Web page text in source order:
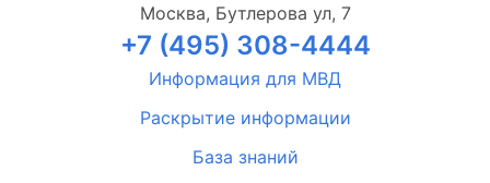
Москва, Бутлерова ул, 7
+7 (495) 308-4444
Информация для МВД
Раскрытие информации
База знаний